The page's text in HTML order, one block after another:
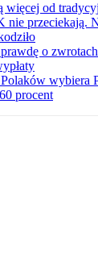
więcej od
nie przeciekają.
o
wybiera
procent